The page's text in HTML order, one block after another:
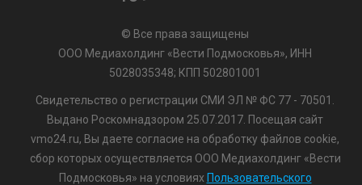
© Все права защищены
ООО Медиахолдинг «Вести Подмосковья», ИНН
5028035348; КПП 502801001
Свидетельство о регистрации СМИ ЭЛ № ФС 77 - 70501.
Выдано Роскомнадзором 25.07.2017. Посещая сайт
vmo24.ru, Вы даете согласие на обработку файлов cookie,
сбор которых осуществляется ООО Медиахолдинг «Вести
Подмосковья» на условиях Пользовательского